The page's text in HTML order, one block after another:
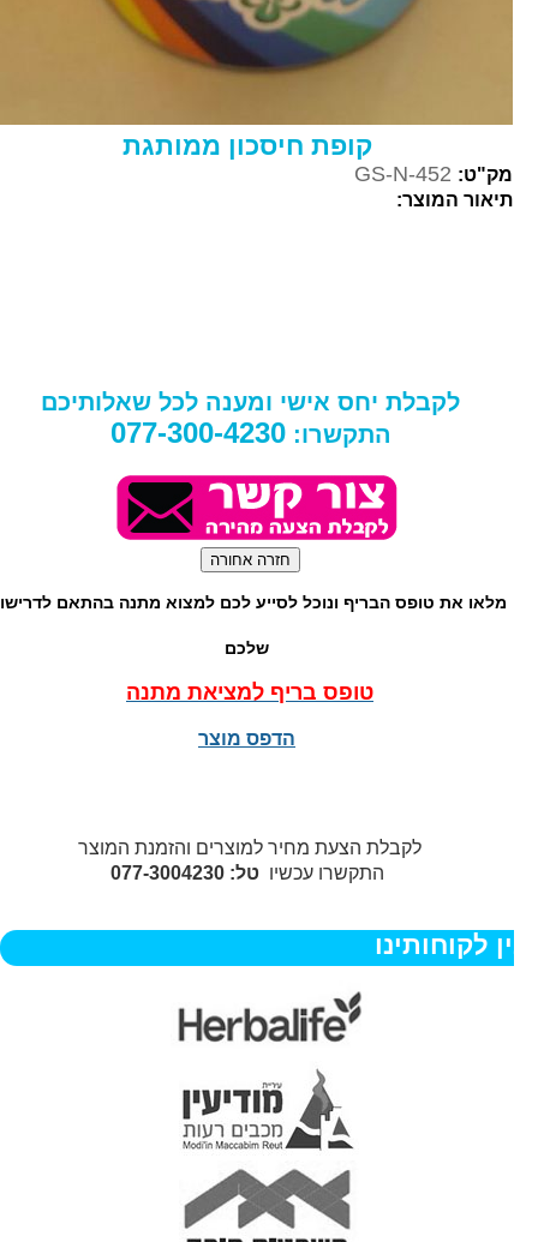
קופת חיסכון ממותגת
מק"ט: GS-N-452
תיאור המוצר:
לקבלת יחס אישי ומענה לכל שאלותיכם
התקשרו:077-300-4230
מלאו את טופס הבריף ונוכל לסייע לכם למצוא מתנה בהתאם לדרישות
שלכם
טופס בריף למציאת מתנה
הדפס מוצר
לקבלת הצעת מחיר למוצרים והזמנת המוצר
התקשרו עכשיוטל: 077-3004230
לקוחותינו